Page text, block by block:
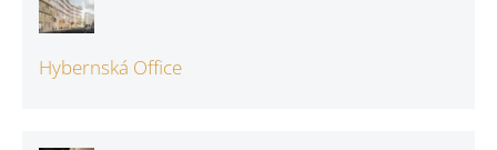
Hybernská Office